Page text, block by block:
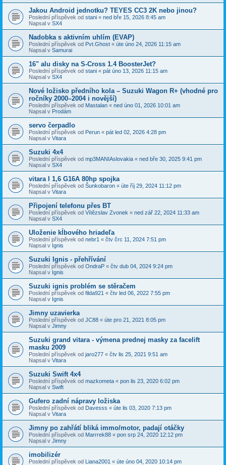
Jakou Android jednotku? TEYES CC3 2K nebo jinou?
Poslední příspěvek od stani « ned bře 15, 2026 8:45 am
Napsal v SX4
Nadobka s aktivním uhlím (EVAP)
Poslední příspěvek od Pvt.Ghost « úte úno 24, 2026 11:15 am
Napsal v Samurai
16" alu disky na S-Cross 1.4 BoosterJet?
Poslední příspěvek od stani « pát úno 13, 2026 11:15 am
Napsal v SX4
​Nové ložisko předního kola – Suzuki Wagon R+ (vhodné pro
ročníky 2000–2004 i novější)
Poslední příspěvek od Mastalan « ned úno 01, 2026 10:01 am
Napsal v Prodám
servo čerpadlo
Poslední příspěvek od Perun « pát led 02, 2026 4:28 pm
Napsal v Vitara
Suzuki 4x4
Poslední příspěvek od mp3MANIAslovakia « ned bře 30, 2025 9:41 pm
Napsal v SX4
vitara I 1,6 G16A 80hp spojka
Poslední příspěvek od Šunkobaron « úte říj 29, 2024 11:12 pm
Napsal v Vitara
Připojení telefonu přes BT
Poslední příspěvek od Vítězslav Zvonek « ned zář 22, 2024 11:33 am
Napsal v SX4
Uloženie kĺbového hriadeľa
Poslední příspěvek od nebr1 « čtv črc 11, 2024 7:51 pm
Napsal v Ignis
Suzuki Ignis - přehřívání
Poslední příspěvek od OndraP « čtv dub 04, 2024 9:24 pm
Napsal v Ignis
Suzuki ignis problém se stěračem
Poslední příspěvek od filda921 « čtv led 06, 2022 7:55 pm
Napsal v Ignis
Jimny uzavierka
Poslední příspěvek od JC88 « úte pro 21, 2021 8:05 pm
Napsal v Jimny
Suzuki grand vitara - výmena prednej masky za facelift
masku 2009
Poslední příspěvek od jaro277 « čtv lis 25, 2021 9:51 am
Napsal v Vitara
Suzuki Swift 4x4
Poslední příspěvek od mazkometa « pon lis 23, 2020 6:02 pm
Napsal v Swift
Gufero zadní nápravy ložiska
Poslední příspěvek od Davesss « úte lis 03, 2020 7:13 pm
Napsal v Vitara
Jimny po zahřátí bliká immo/motor, padají otáčky
Poslední příspěvek od Marrrek88 « pon srp 24, 2020 12:12 pm
Napsal v Jimny
imobilizér
Poslední příspěvek od Liana2001 « úte úno 04, 2020 10:14 pm